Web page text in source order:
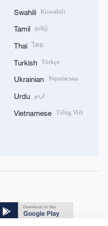
Swahili Kiswahili
Tamil தமிழ்
Thai ไทย
Turkish Türkçe
Ukrainian Українська
Urdu اردو
Vietnamese Tiếng Việt